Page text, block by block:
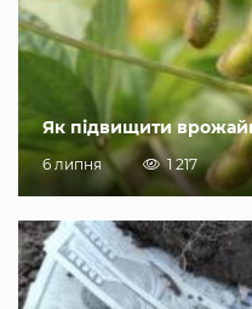
Як підвищити
6 липня 1 217